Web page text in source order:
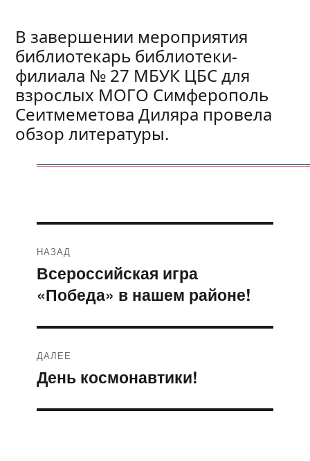
В завершении мероприятия
библиотекарь библиотеки-
филиала № 27 МБУК ЦБС для
взрослых МОГО Симферополь
Сеитмеметова Диляра провела
обзор литературы.
по
записям
НАЗАД
Предыдущая
запись:
Всероссийская игра
«Победа» в нашем районе!
ДАЛЕЕ
Следующая
День космонавтики!